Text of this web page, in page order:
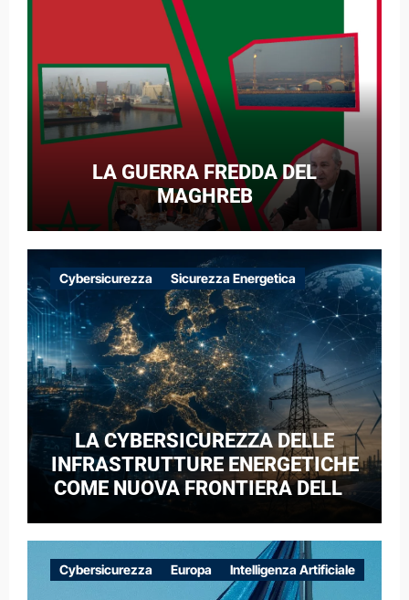
LA GUERRA FREDDA DEL
MAGHREB
Cybersicurezza Sicurezza Energetica
LA CYBERSICUREZZA DELLE
INFRASTRUTTURE ENERGETICHE
COME NUOVA FRONTIERA DELLA
CASO DELLE RETI ELETTRICHE
EUROPEE NEL CONTESTO DELLA
GUERRA IBRIDA
Cybersicurezza Europa Intelligenza Artificiale